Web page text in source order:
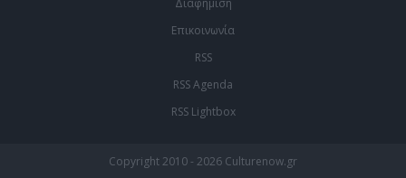
Επικοινωνία
RSS
RSS Agenda
RSS Lightbox
Copyright 2010 - 2026 Culturenow.gr